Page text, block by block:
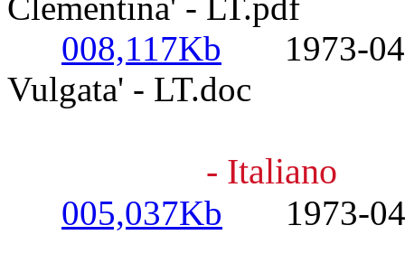
008,117Kb 1973-04-
Vulgata' - LT.doc
- Italiano
005,037Kb 1973-04-